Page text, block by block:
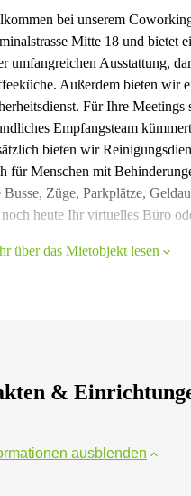
bei unserem
Mitte 18 und bietet
umfangreichen Ausstattung,
Außerdem bieten wir
Für Ihre
Empfangsteam
bieten wir
für Menschen mit
Busse, Züge, Parkplätze,
noch heute Ihr virtuelles Büro
über das Mietobjekt lesen
&
ausblenden